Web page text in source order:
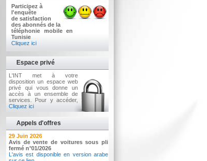
Participez à
l'enquête
de satisfaction
des abonnés de la
téléphonie mobile en
Tunisie
Cliquez ici
Espace privé
L'INT met à votre
disposition un espace web
privé qui vous donne un
accès à un ensemble de
services. Pour y accéder,
Cliquez ici
Appels d'offres
2 Juillet 2026
Avis d'appel d'offres n°3/2026
Acquisition d’équipements informatiques
29 Juin 2026
Avis de vente de voitures sous pli
fermé n°01/2026
L'avis est disponible en version arabe